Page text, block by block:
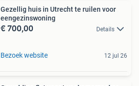
Gezellig huis in Utrecht te ruilen voor
eengezinswoning
€ 700,00 Details
Bezoek website 12 jul 26